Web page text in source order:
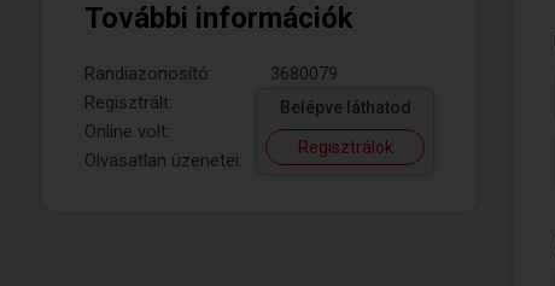
További információk
Randiazonosító:
3680079
Regisztrált:
Online volt:
Olvasatlan üzenetei:
Belépve láthatod
Regisztrálok